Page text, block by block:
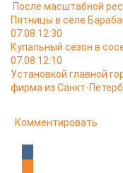
После масштабной
Пятницы в селе
07.08 12:30
Купальный сезон в
07.08 12:10
Установкой главной
фирма из Санкт-
Комментировать